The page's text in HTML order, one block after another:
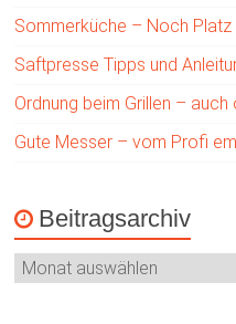
Sommerküche – Noch
Saftpresse Tipps und
Ordnung beim Grillen –
Gute Messer – vom Profi
Beitragsarchiv